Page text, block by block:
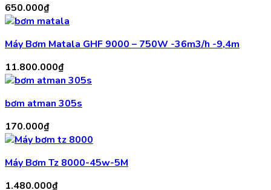
650.000₫
Máy Bơm Matala GHF 9000 – 750W -36m3/h -9,4m
11.800.000₫
bơm atman 305s
170.000₫
Máy Bơm Tz 8000-45w-5M
1.480.000₫